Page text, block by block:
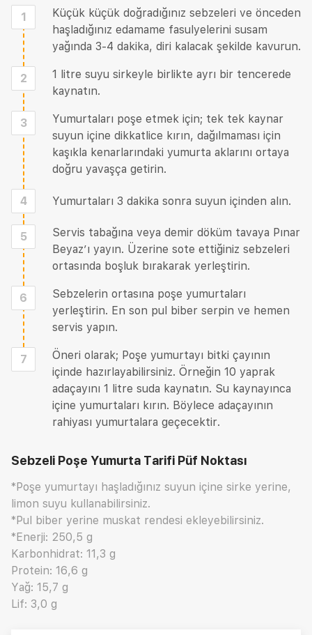
1
Küçük küçük doğradığınız sebzeleri ve önceden
haşladığınız edamame fasulyelerini susam
yağında 3-4 dakika, diri kalacak şekilde kavurun.
2
1 litre suyu sirkeyle birlikte ayrı bir tencerede
kaynatın.
3
Yumurtaları poşe etmek için; tek tek kaynar
suyun içine dikkatlice kırın, dağılmaması için
kaşıkla kenarlarındaki yumurta aklarını ortaya
doğru yavaşça getirin.
4 Yumurtaları 3 dakika sonra suyun içinden alın.
5
Servis tabağına veya demir döküm tavaya Pınar
Beyaz’ı yayın. Üzerine sote ettiğiniz sebzeleri
ortasında boşluk bırakarak yerleştirin.
6
Sebzelerin ortasına poşe yumurtaları
yerleştirin. En son pul biber serpin ve hemen
servis yapın.
7
Öneri olarak; Poşe yumurtayı bitki çayının
içinde hazırlayabilirsiniz. Örneğin 10 yaprak
adaçayını 1 litre suda kaynatın. Su kaynayınca
içine yumurtaları kırın. Böylece adaçayının
rahiyası yumurtalara geçecektir.
Sebzeli Poşe Yumurta Tarifi Püf Noktası
*Poşe yumurtayı haşladığınız suyun içine sirke yerine,
limon suyu kullanabilirsiniz.
*Pul biber yerine muskat rendesi ekleyebilirsiniz.
*Enerji: 250,5 g
Karbonhidrat: 11,3 g
Protein: 16,6 g
Yağ: 15,7 g
Lif: 3,0 g